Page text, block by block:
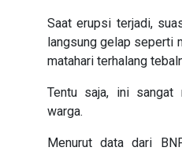
Saat erupsi terjadi,
langsung gelap seperti
matahari terhalang
Tentu saja, ini sangat
warga.
Menurut data dari